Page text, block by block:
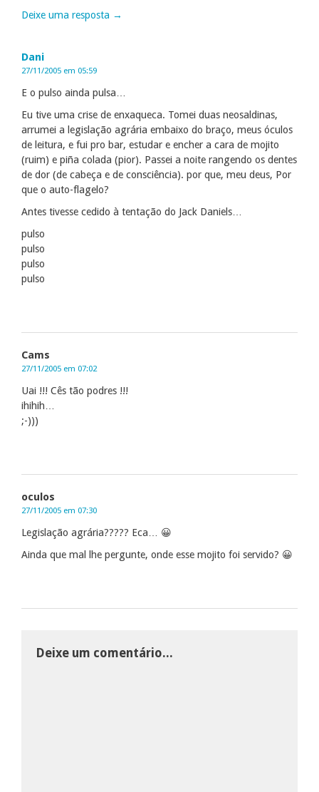
Deixe uma resposta →
Dani
27/11/2005 em 05:59
E o pulso ainda pulsa…
Eu tive uma crise de enxaqueca. Tomei duas neosaldinas,
arrumei a legislação agrária embaixo do braço, meus óculos
de leitura, e fui pro bar, estudar e encher a cara de mojito
(ruim) e piña colada (pior). Passei a noite rangendo os dentes
de dor (de cabeça e de consciência). por que, meu deus, Por
que o auto-flagelo?
Antes tivesse cedido à tentação do Jack Daniels…
pulso
pulso
pulso
pulso
Cams
27/11/2005 em 07:02
Uai !!! Cês tão podres !!!
ihihih…
;-)))
oculos
27/11/2005 em 07:30
Legislação agrária????? Eca… 😀
Ainda que mal lhe pergunte, onde esse mojito foi servido? 😀
Deixe um comentário...